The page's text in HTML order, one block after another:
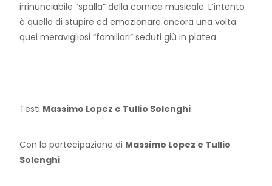
irrinunciabile “spalla” della cornice musicale. L’intento
è quello di stupire ed emozionare ancora una volta
quei meravigliosi “familiari” seduti giù in platea.
Testi Massimo Lopez e Tullio Solenghi
Con la partecipazione di Massimo Lopez e Tullio
Solenghi